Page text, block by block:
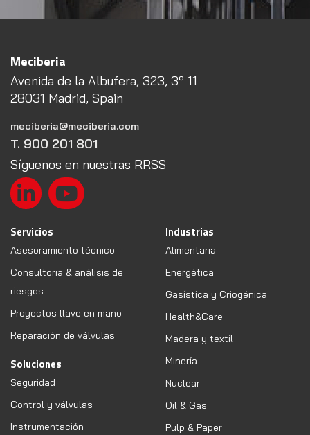
Meciberia
Avenida de la Albufera, 323, 3º 11
28031 Madrid, Spain
meciberia@meciberia.com
T. 900 201 801
Síguenos en nuestras RRSS
Servicios
Asesoramiento técnico
Consultoria & análisis de
riesgos
Proyectos llave en mano
Reparación de válvulas
Soluciones
Seguridad
Control y válvulas
Instrumentación
Industrias
Alimentaria
Energética
Gasística y Criogénica
Health&Care
Madera y textil
Minería
Nuclear
Oil & Gas
Pulp & Paper